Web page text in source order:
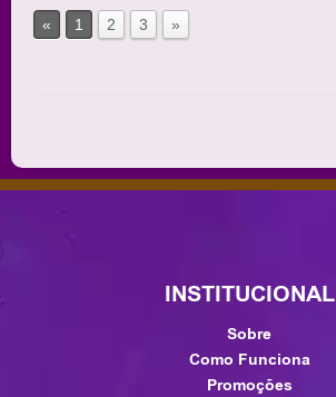
« 1 2 3 »
INSTITUCIONAL
Sobre
Como Funciona
Promoções